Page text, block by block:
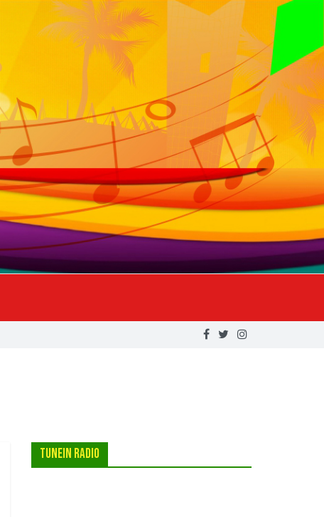
Tunein Radio